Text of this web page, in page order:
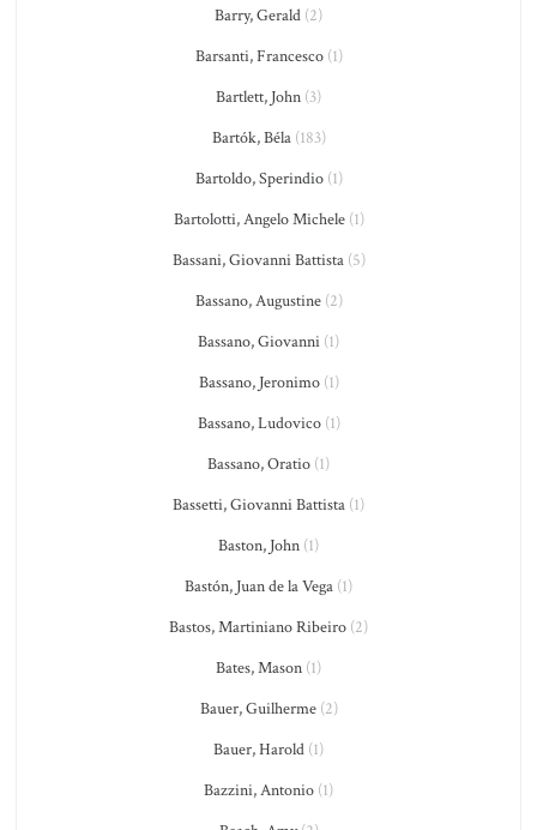
Barry, Gerald (2)
Barsanti, Francesco(1)
Bartlett, John (3)
Bartók, Béla(183)
Bartoldo, Sperindio(1)
Bartolotti, Angelo Michele(1)
Bassani, Giovanni Battista(5)
Bassano, Augustine(2)
Bassano, Giovanni (1)
Bassano, Jeronimo(1)
Bassano, Ludovico(1)
Bassano, Oratio (1)
Bassetti, Giovanni Battista (1)
Baston, John (1)
Bastón, Juan de la Vega (1)
Bastos, Martiniano Ribeiro (2)
Bates, Mason (1)
Bauer, Guilherme(2)
Bauer, Harold (1)
Bazzini, Antonio (1)